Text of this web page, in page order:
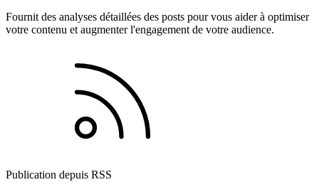
Fournit des analyses détaillées des posts pour vous aider à optimiser
votre contenu et augmenter l'engagement de votre audience.
Publication depuis RSS